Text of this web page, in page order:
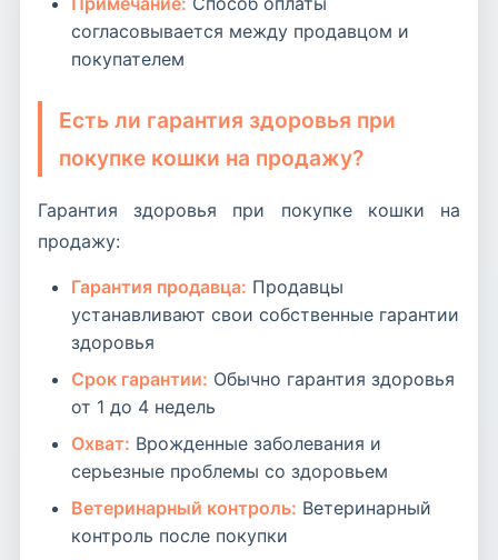
согласовывается между продавцом и
покупателем
Есть ли гарантия здоровья при
покупке кошки на продажу?
Гарантия здоровья при покупке кошки на
продажу:
Гарантия продавца: Продавцы
устанавливают свои собственные гарантии
здоровья
Срок гарантии: Обычно гарантия здоровья
от 1 до 4 недель
Охват: Врожденные заболевания и
серьезные проблемы со здоровьем
Ветеринарный контроль: Ветеринарный
контроль после покупки